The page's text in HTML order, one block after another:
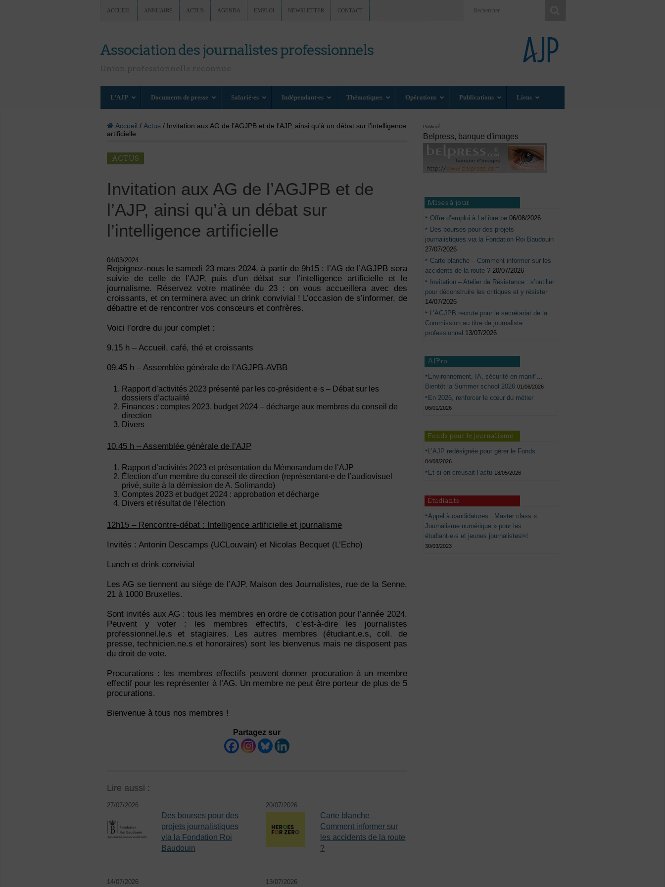
ACCUEIL ANNUAIRE ACTUS AGENDA EMPLOI NEWSLETTER CONTACT
Association des journalistes professionnels
L’AJP Documents de presse Salarié·es Indépendant·es Thématiques Opérations Publications Liens
Accueil / Actus/ Invitation aux AG de l’AGJPB et de l’AJP, ainsi qu’à un débat sur l’intelligence
artificielle
ACTUS
Invitation aux AG de l’AGJPB et de
l’AJP, ainsi qu’à un débat sur
l’intelligence artificielle
04/03/2024
Rejoignez-nous le samedi 23 mars 2024, à partir de 9h15 : l’AG de l’AGJPB sera
suivie de celle de l’AJP, puis d’un débat sur l’intelligence artificielle et le
journalisme. Réservez votre matinée du 23 : on vous accueillera avec des
croissants, et on terminera avec un drink convivial ! L’occasion de s’informer, de
débattre et de rencontrer vos consœurs et confrères.
Voici l’ordre du jour complet :
9.15 h – Accueil, café, thé et croissants
09.45 h – Assemblée générale de l’AGJPB-AVBB
Rapport d’activités 2023 présenté par les co-président·e·s – Débat sur les
dossiers d’actualité
Finances : comptes 2023, budget 2024 – décharge aux membres du conseil de
direction
Divers
10.45 h – Assemblée générale de l’AJP
Rapport d’activités 2023 et présentation du Mémorandum de l’AJP
Élection d’un membre du conseil de direction (représentant·e de l’audiovisuel
privé, suite à la démission de A. Solimando)
Comptes 2023 et budget 2024 : approbation et décharge
Divers et résultat de l’élection
12h15 – Rencontre-débat : Intelligence artificielle et journalisme
Invités : Antonin Descamps (UCLouvain) et Nicolas Becquet (L’Echo)
Lunch et drink convivial
Les AG se tiennent au siège de l’AJP, Maison des Journalistes, rue de la Senne,
21 à 1000 Bruxelles.
Sont invités aux AG : tous les membres en ordre de cotisation pour l’année 2024.
Peuvent y voter : les membres effectifs, c’est-à-dire les journalistes
professionnel.le.s et stagiaires. Les autres membres (étudiant.e.s, coll. de
presse, technicien.ne.s et honoraires) sont les bienvenus mais ne disposent pas
du droit de vote.
Procurations : les membres effectifs peuvent donner procuration à un membre
effectif pour les représenter à l’AG. Un membre ne peut être porteur de plus de 5
procurations.
Bienvenue à tous nos membres !
Partagez sur
Lire aussi :
27/07/2026
Des bourses pour des
projets journalistiques
via la Fondation Roi
Baudouin
20/07/2026
Carte blanche –
Comment informer sur
les accidents de la route
?
14/07/2026 13/07/2026
Publicité
Belpress, banque d'images
Mises à jour
Offre d’emploi à LaLibre.be 06/08/2026
Des bourses pour des projets
journalistiques via la Fondation Roi Baudouin
27/07/2026
Carte blanche – Comment informer sur les
accidents de la route ? 20/07/2026
Invitation – Atelier de Résistance : s’outiller
pour déconstruire les critiques et y résister
14/07/2026
L’AGJPB recrute pour le secrétariat de la
Commission au titre de journaliste
professionnel 13/07/2026
AJPro
Environnement, IA, sécurité en manif’…
Bientôt la Summer school 2026 01/06/2026
En 2026, renforcer le cœur du métier
06/01/2026
Fonds pour le journalisme
L’AJP redésignée pour gérer le Fonds
04/08/2026
Et si on creusait l’actu 18/05/2026
Étudiants
Appel à candidatures : Master class «
Journalisme numérique » pour les
étudiant·e·s et jeunes journalistes￼
30/03/2023